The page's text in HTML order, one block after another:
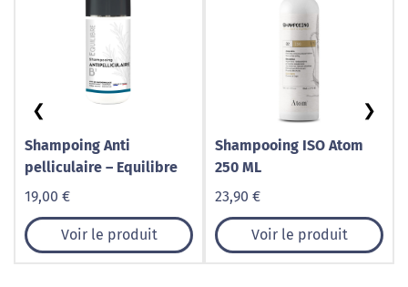
Shampoing Anti
pelliculaire – Equilibre
19,00 €
Voir le produit
Shampooing ISO Atom
250 ML
23,90 €
Voir le produit
❮ ❯